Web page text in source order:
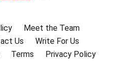
Meet the Team
Us
Write For Us
Terms
Privacy Policy